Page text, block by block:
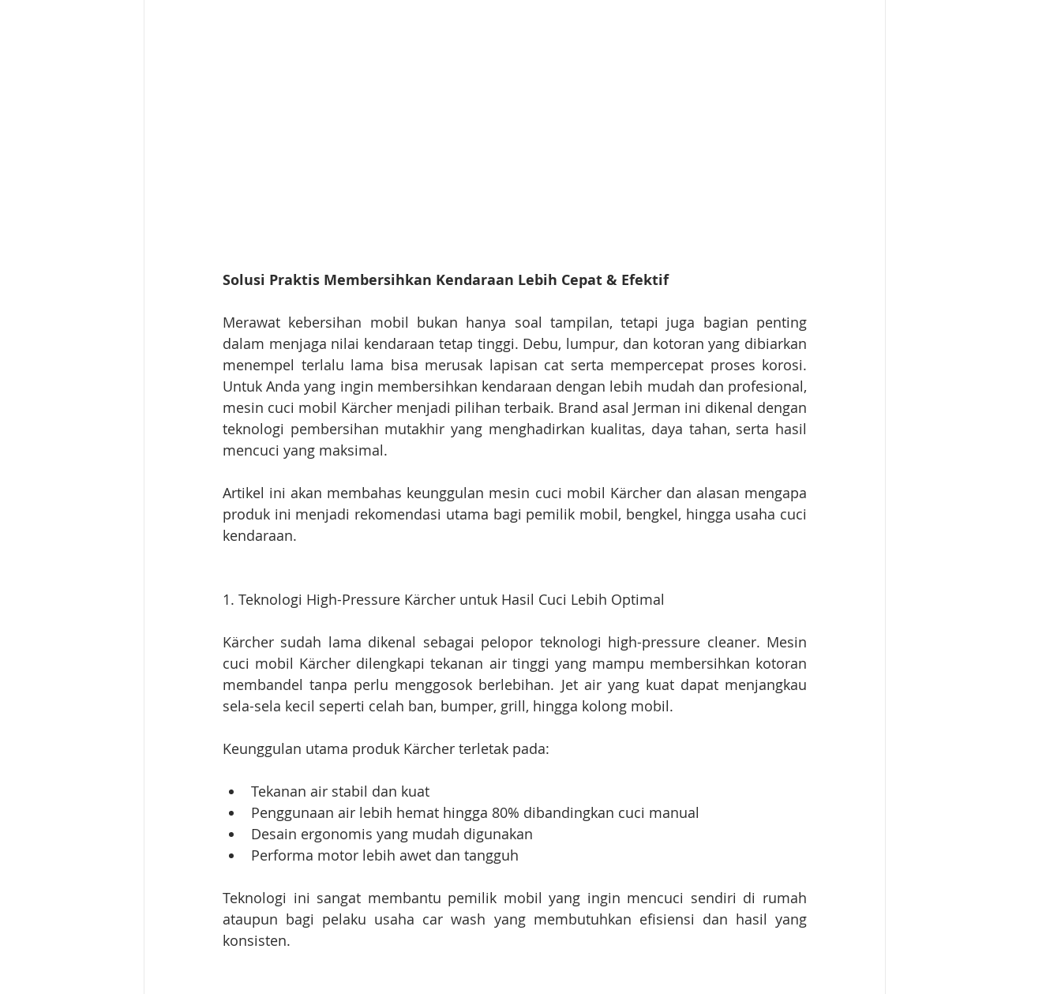
Solusi Praktis Membersihkan Kendaraan Lebih Cepat & Efektif
Merawat kebersihan mobil bukan hanya soal tampilan, tetapi juga bagian penting
dalam menjaga nilai kendaraan tetap tinggi. Debu, lumpur, dan kotoran yang dibiarkan
menempel terlalu lama bisa merusak lapisan cat serta mempercepat proses korosi.
Untuk Anda yang ingin membersihkan kendaraan dengan lebih mudah dan profesional,
mesin cuci mobil Kärcher menjadi pilihan terbaik. Brand asal Jerman ini dikenal dengan
teknologi pembersihan mutakhir yang menghadirkan kualitas, daya tahan, serta hasil
mencuci yang maksimal.
Artikel ini akan membahas keunggulan mesin cuci mobil Kärcher dan alasan mengapa
produk ini menjadi rekomendasi utama bagi pemilik mobil, bengkel, hingga usaha cuci
kendaraan.
1. Teknologi High-Pressure Kärcher untuk Hasil Cuci Lebih Optimal
Kärcher sudah lama dikenal sebagai pelopor teknologi high-pressure cleaner. Mesin
cuci mobil Kärcher dilengkapi tekanan air tinggi yang mampu membersihkan kotoran
membandel tanpa perlu menggosok berlebihan. Jet air yang kuat dapat menjangkau
sela-sela kecil seperti celah ban, bumper, grill, hingga kolong mobil.
Keunggulan utama produk Kärcher terletak pada:
Tekanan air stabil dan kuat
Penggunaan air lebih hemat hingga 80% dibandingkan cuci manual
Desain ergonomis yang mudah digunakan
Performa motor lebih awet dan tangguh
Teknologi ini sangat membantu pemilik mobil yang ingin mencuci sendiri di rumah
ataupun bagi pelaku usaha car wash yang membutuhkan efisiensi dan hasil yang
konsisten.